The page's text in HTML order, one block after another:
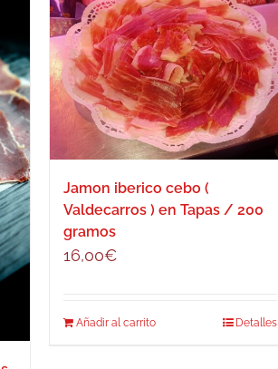
Jamon iberico cebo (
Valdecarros ) en Tapas / 200
gramos
16,00€
Añadir al carrito Detalles